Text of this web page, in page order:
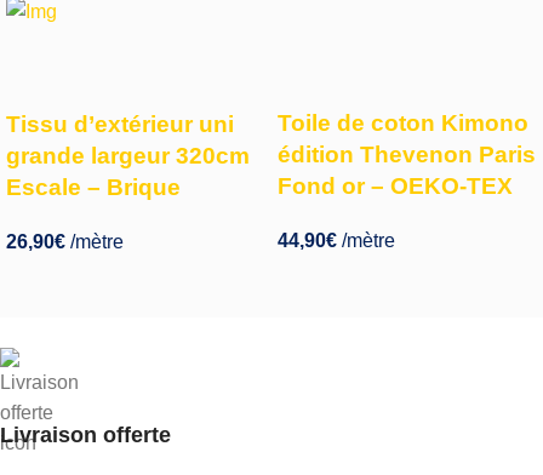
Tissu d’extérieur uni
grande largeur 320cm
Escale – Brique
26,90€ /mètre
Toile de coton Kimono
édition Thevenon Paris
Fond or – OEKO-TEX
44,90€ /mètre
Livraison offerte